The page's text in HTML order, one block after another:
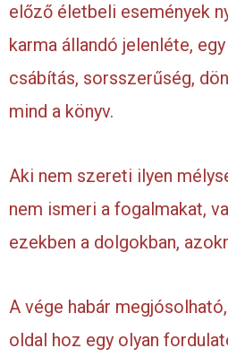
előző életbeli események
karma állandó jelenléte,
csábítás, sorsszerűség,
mind a könyv.
Aki nem szereti ilyen
nem ismeri a fogalmakat,
ezekben a dolgokban,
A vége habár
oldal hoz egy olyan